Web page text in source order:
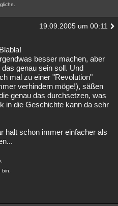
19.09.2005 um 00:11
besser machen, aber
genau sein soll. Und
mal zu einer "Revolution"
verhindern möge!), säßen
genau das durchsetzen, was
in die Geschichte kann da sehr
halt schon immer einfacher als